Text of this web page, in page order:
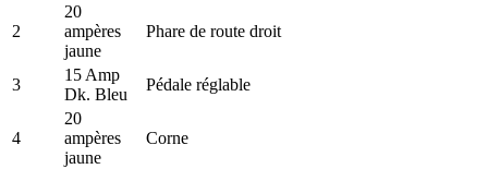
2
20
ampères
jaune
Phare de route droit
3
15 Amp
Dk. Bleu
Pédale réglable
4
20
ampères
jaune
Corne